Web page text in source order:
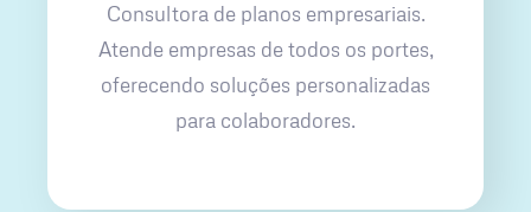
Consultora de planos empresariais.
Atende empresas de todos os portes,
oferecendo soluções personalizadas
para colaboradores.